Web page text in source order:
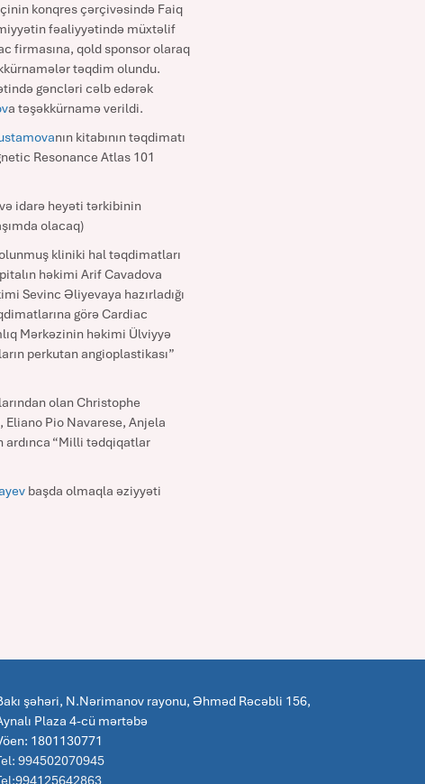
konqres çərçivəsində Faiq
fəaliyyətində müxtəlif
firmasına, qold sponsor olaraq
təqdim olundu.
gəncləri cəlb edərək
a təşəkkürnamə verildi.
nın kitabının təqdimatı
Resonance Atlas 101
idarə heyəti tərkibinin
olacaq)
kliniki hal təqdimatları
həkimi Arif Cavadova
Sevinc Əliyevaya hazırladığı
görə Cardiac
Mərkəzinin həkimi Ülviyyə
perkutan angioplastikası”
olan Christophe
Pio Navarese, Anjela
ardınca “Milli tədqiqatlar
başda olmaqla əziyyəti
şəhəri, N.Nərimanov rayonu, Əhməd Rəcəbli 156,
Plaza 4-cü mərtəbə
1801130771
994502070945